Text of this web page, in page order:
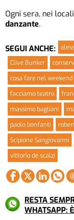
Ogni sera, nei
danzante.
SEGUI ANCHE:
Clive Bunker
cosa fare nel weekend
facciamo teatro
massimo bagliani
paolo bonfanti
Scipione Sangiovanni
vittorio de scalzi
RESTA
WHATSAPP: